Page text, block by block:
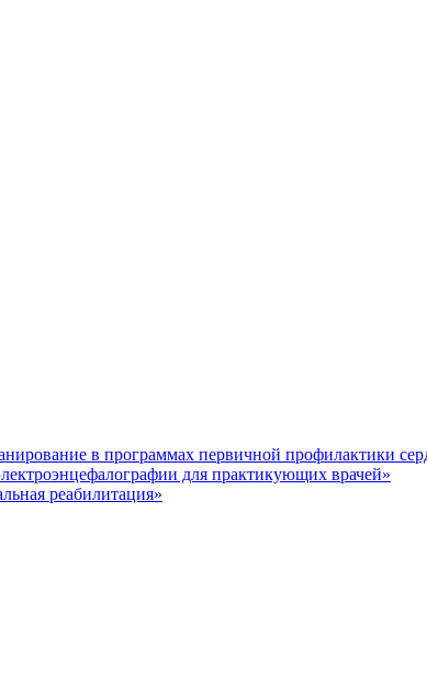
в программах первичной профилактики
для практикующих врачей»
реабилитация»